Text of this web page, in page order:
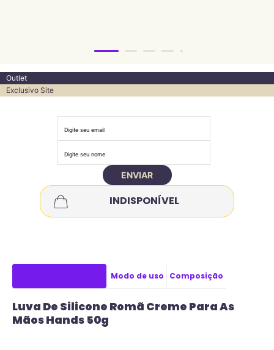
Outlet
Exclusivo Site
ENVIAR
INDISPONÍVEL
Modo de uso Composição
Luva De Silicone Romã Creme Para As
Mãos Hands 50g